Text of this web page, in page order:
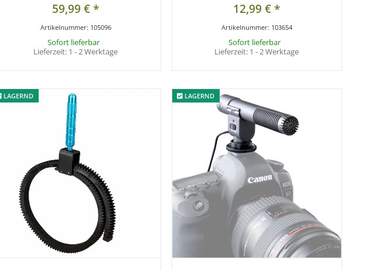
59,99 €*
Artikelnummer: 105096
Sofort lieferbar
Lieferzeit: 1 - 2 Werktage
12,99 €*
Artikelnummer: 103654
Sofort lieferbar
Lieferzeit: 1 - 2 Werktage
LAGERND
LAGERND LAGERND
LAGERND